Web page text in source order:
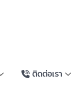
ติดต่อเรา